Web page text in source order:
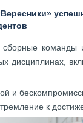
команды
дисциплинах,
и
к